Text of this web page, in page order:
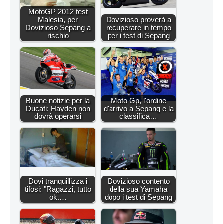
MotoGP 2012 test
Malesia, per
Dovizioso Sepang a
rischio
Dovizioso proverà a
recuperare in tempo
per i test di Sepang
Buone notizie per la
Ducati: Hayden non
dovrà operarsi
Moto Gp, l'ordine
d'arrivo a Sepang e la
classifica…
Dovi tranquillizza i
tifosi: "Ragazzi, tutto
ok.…
Dovizioso contento
della sua Yamaha
dopo i test di Sepang